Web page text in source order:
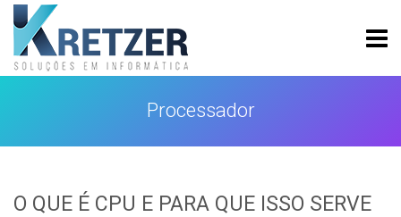
Skip
content
Processador
O QUE É CPU E PARA QUE ISSO SERVE